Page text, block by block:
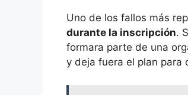
Uno de los fallos más
durante la inscripción.
formara parte de una
y deja fuera el plan para